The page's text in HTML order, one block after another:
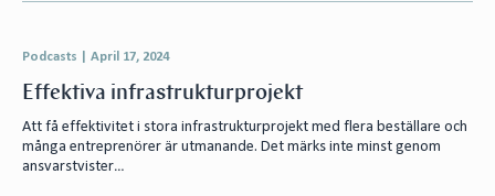
Podcasts April 17, 2024
Effektiva infrastrukturprojekt
Att få effektivitet i stora infrastrukturprojekt med flera beställare och
många entreprenörer är utmanande. Det märks inte minst genom
ansvarstvister…